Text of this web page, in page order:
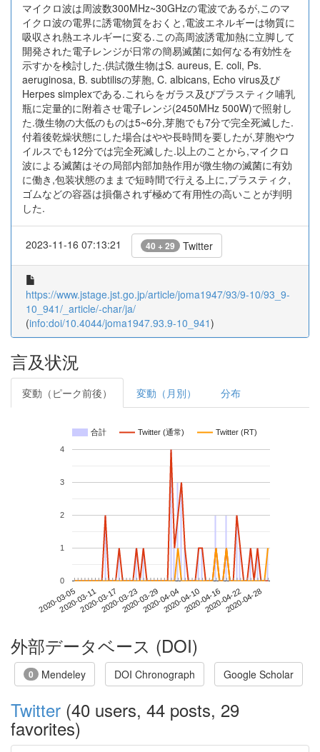
マイクロ波は周波数300MHz~30GHzの電波であるが,このマ
イクロ波の電界に誘電物質をおくと,電波エネルギーは物質に
吸収され熱エネルギーに変る.この高周波誘電加熱に立脚して
開発された電子レンジが日常の簡易滅菌に如何なる有効性を
示すかを検討した.供試微生物はS. aureus, E. coli, Ps.
aeruginosa, B. subtilisの芽胞, C. albicans, Echo virus及び
Herpes simplexである.これらをガラス及びプラスティク哺乳
瓶に定量的に附着させ電子レンジ(2450MHz 500W)で照射し
た.微生物の大低のものは5~6分,芽胞でも7分で完全死滅した.
付着後乾燥状態にした場合はやや長時間を要したが,芽胞やウ
イルスでも12分では完全死滅した.以上のことから,マイクロ
波による滅菌はその局部内部加熱作用が微生物の滅菌に有効
に働き,包装状態のままで短時間で行える上に,プラスティク,
ゴムなどの容器は損傷されず極めて有用性の高いことが判明
した.
2023-11-16 07:13:21 40 + 29 Twitter
https://www.jstage.jst.go.jp/article/joma1947/93/9-10/93_9-
10_941/_article/-char/ja/
(info:doi/10.4044/joma1947.93.9-10_941)
言及状況
変動（ピーク前後） 変動（月別） 分布
合計 Twitter (通常) Twitter (RT)
2020-03-052020-03-112020-03-172020-03-232020-03-292020-04-042020-04-102020-04-162020-04-222020-04-28
0
1
2
3
4
外部データベース (DOI)
0 Mendeley DOI Chronograph Google Scholar
Twitter (40 users, 44 posts, 29
favorites)